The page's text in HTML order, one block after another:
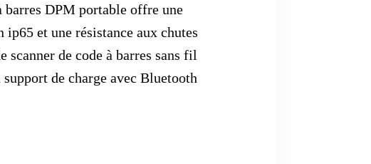
barres DPM portable offre une
et une résistance aux chutes
de code à barres sans fil
de charge avec Bluetooth